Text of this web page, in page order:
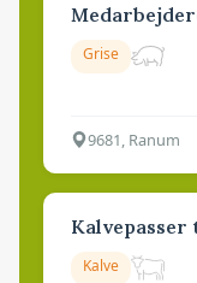
Grise
9681, Ranum
Kalve